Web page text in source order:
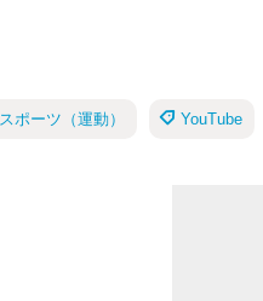
スポーツ（運動） YouTube